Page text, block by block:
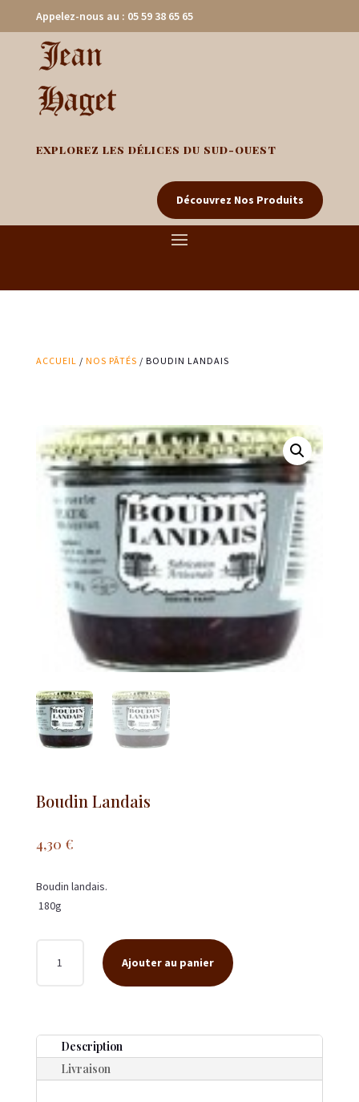
Appelez-nous au : 05 59 38 65 65
EXPLOREZ LES DÉLICES DU SUD-OUEST
Découvrez Nos Produits
ACCUEIL / NOS PÂTÉS / BOUDIN LANDAIS
Boudin Landais
4,30 €
Boudin landais.
180g
Ajouter au panier
Description
Livraison